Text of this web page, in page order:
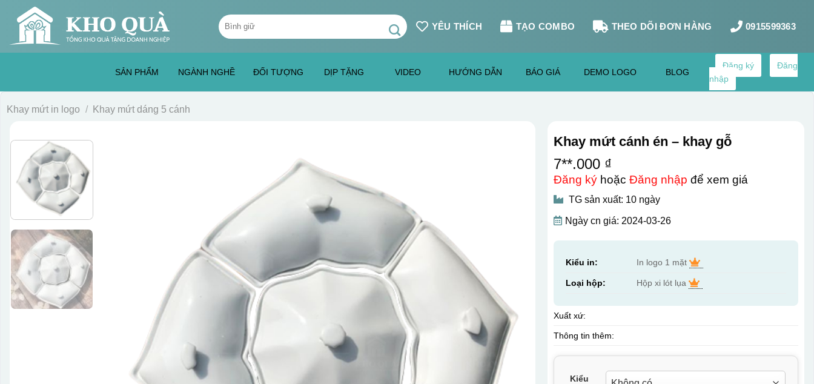
content
Tìm
kiếm:
YÊU THÍCH TẠO COMBO THEO DÕI ĐƠN HÀNG 0915599363
SẢN PHẨM NGÀNH NGHỀ ĐỐI TƯỢNG DỊP TẶNG VIDEO HƯỚNG DẪN BÁO GIÁ DEMO LOGO BLOG
Đăng ký
Đăng
nhập
Khay mứt in logo / Khay mứt dáng 5 cánh
Khay mứt cánh én – khay gỗ
7**.000 ₫
Đăng kýhoặc Đăng nhập để xem giá
TG sản xuất: 10 ngày
Ngày cn giá: 2024-03-26
Kiểu in: In logo 1 mặt
Loại hộp: Hộp xi lót lụa
Xuất xứ:
Thông tin thêm:
Kiểu